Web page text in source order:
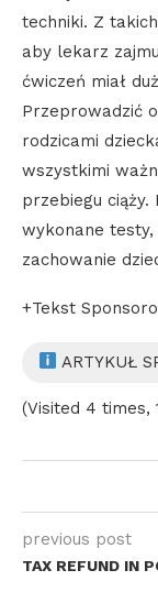
techniki. Z
aby lekarz
ćwiczeń miał
Przeprowadzić
rodzicami
wszystkimi
przebiegu ciąży.
wykonane testy,
zachowanie
+Tekst
ARTYKUŁ
(Visited 4 times,
previous post
TAX REFUND IN